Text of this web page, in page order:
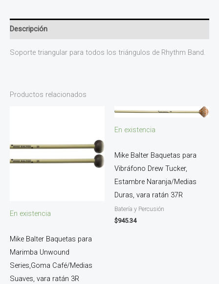
Descripción
Soporte triangular para todos los triángulos de Rhythm Band.
Productos relacionados
En existencia
Mike Balter Baquetas para
Marimba Unwound
Series,Goma Café/Medias
Suaves, vara ratán 3R
En existencia
Mike Balter Baquetas para
Vibráfono Drew Tucker,
Estambre Naranja/Medias
Duras, vara ratán 37R
Batería y Percusión
$945.34